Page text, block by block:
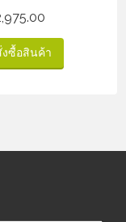
ซื้อสินค้า